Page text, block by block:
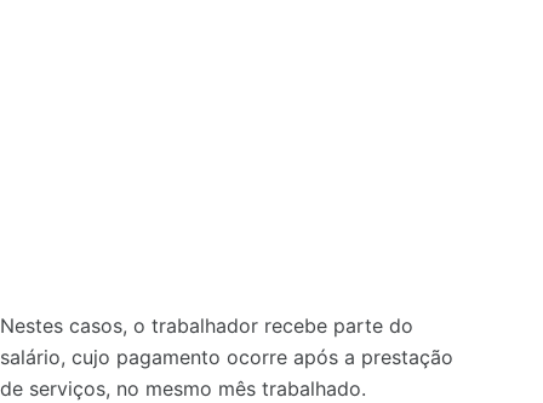
Nestes casos, o trabalhador recebe parte do
salário, cujo pagamento ocorre após a prestação
de serviços, no mesmo mês trabalhado.